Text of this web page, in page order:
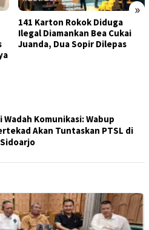
»
141 Karton Rokok Diduga
Ilegal Diamankan Bea Cukai
Juanda, Dua Sopir Dilepas
Wadah Komunikasi: Wabup
Akan Tuntaskan PTSL di